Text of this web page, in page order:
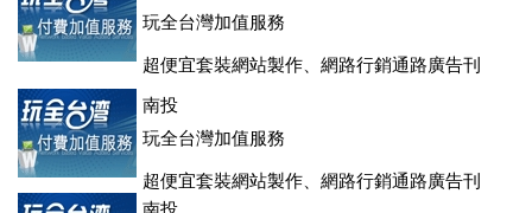
玩全台灣加值服務
超便宜套裝網站製作、網路行銷通路廣告刊
登、訂房系統、客房委託旅行社銷售，全面優惠中....
南投
玩全台灣加值服務
超便宜套裝網站製作、網路行銷通路廣告刊